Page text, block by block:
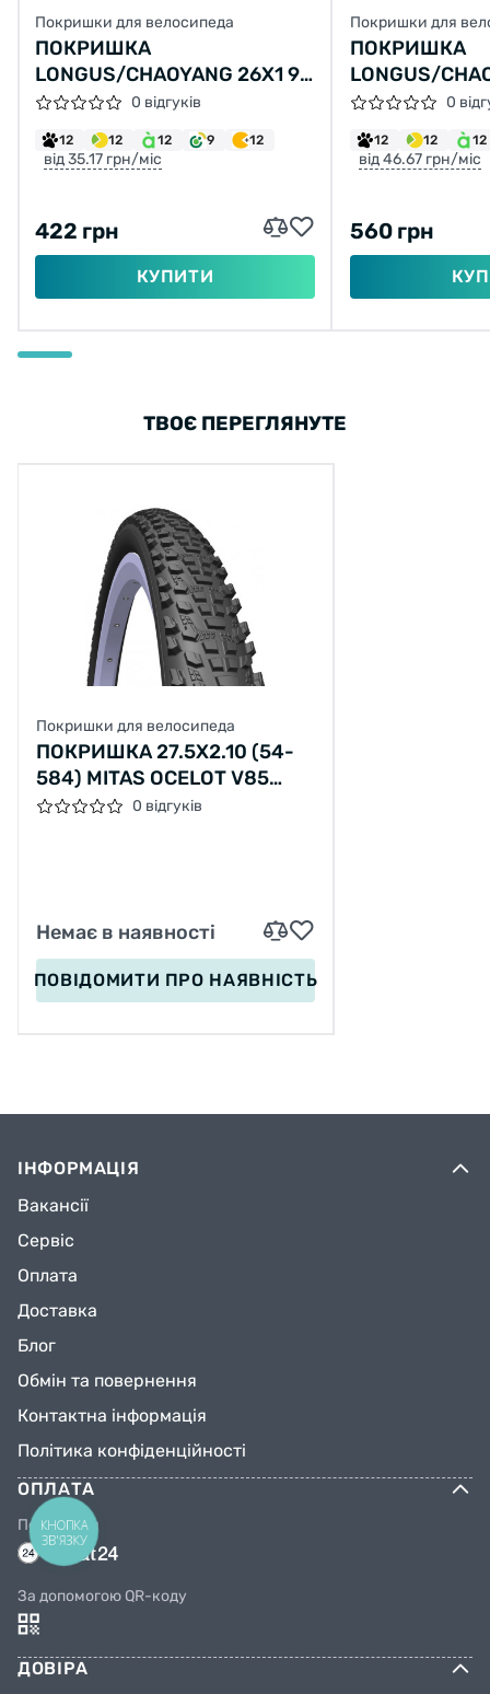
Покришки для велосипеда
ПОКРИШКА
LONGUS/CHAOYANG 26X1 95
H-5150 (50-559)
0 відгуків
12 12 12 9 12
від 35.17 грн/міс
422 грн
КУПИТИ
Покришки для
ПОКРИШКА
LONGUS/
H-5129
0
12 12 12
від 46.67 грн/міс
560 грн
ТВОЄ ПЕРЕГЛЯНУТЕ
Покришки для велосипеда
ПОКРИШКА 27.5X2.10 (54-
584) MITAS OCELOT V85
CLASSIC, ЧОРНА
0 відгуків
Немає в наявності
ПОВІДОМИТИ ПРО НАЯВНІСТЬ
ІНФОРМАЦІЯ
Вакансії
Сервіс
Оплата
Доставка
Блог
Обмін та повернення
Контактна інформація
Політика конфіденційності
ОПЛАТА
Переказом
За допомогою QR-коду
ДОВІРА
КНОПКА
ЗВ'ЯЗКУ